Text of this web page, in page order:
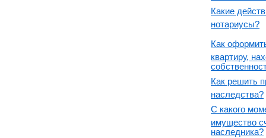
Какие
нотариусы?
Как
квартиру,
Как решить
наследства?
С какого
имущество
наследника?